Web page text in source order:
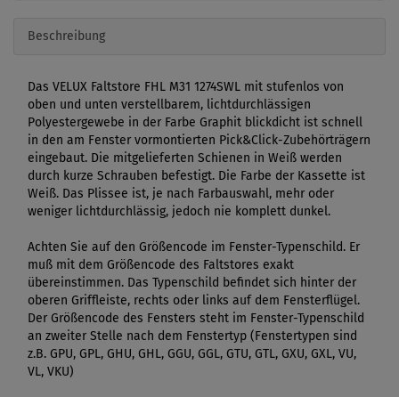
Beschreibung
Das VELUX Faltstore FHL M31 1274SWL mit stufenlos von
oben und unten verstellbarem, lichtdurchlässigen
Polyestergewebe in der Farbe Graphit blickdicht ist schnell
in den am Fenster vormontierten Pick&Click-Zubehörträgern
eingebaut. Die mitgelieferten Schienen in Weiß werden
durch kurze Schrauben befestigt. Die Farbe der Kassette ist
Weiß. Das Plissee ist, je nach Farbauswahl, mehr oder
weniger lichtdurchlässig, jedoch nie komplett dunkel.
Achten Sie auf den Größencode im Fenster-Typenschild. Er
muß mit dem Größencode des Faltstores exakt
übereinstimmen. Das Typenschild befindet sich hinter der
oberen Griffleiste, rechts oder links auf dem Fensterflügel.
Der Größencode des Fensters steht im Fenster-Typenschild
an zweiter Stelle nach dem Fenstertyp (Fenstertypen sind
z.B. GPU, GPL, GHU, GHL, GGU, GGL, GTU, GTL, GXU, GXL, VU,
VL, VKU)